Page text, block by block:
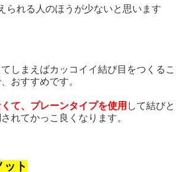
られる人のほうが少ないと思います
しまえばカッコイイ結び目をつくるこ
おすすめです。
て、プレーンタイプを使用 して結びと
れてかっこ良くなります。
ット